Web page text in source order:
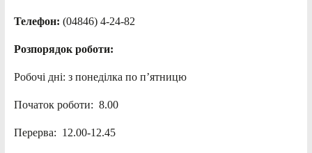
Телефон: (04846) 4-24-82
Розпорядок роботи:
Робочі дні: з понеділка по п’ятницю
Початок роботи: 8.00
Перерва: 12.00-12.45